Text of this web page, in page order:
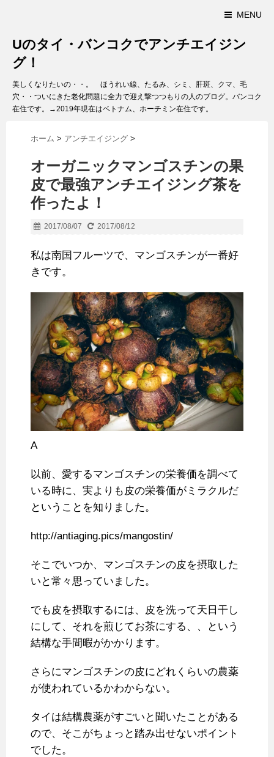
MENU
Uのタイ・バンコクでアンチエイジン
グ！
美しくなりたいの・・。 ほうれい線、たるみ、シミ、肝斑、クマ、毛
穴・・ついにきた老化問題に全力で迎え撃つつもりの人のブログ。バンコク
在住です。→2019年現在はベトナム、ホーチミン在住です。
ホーム > アンチエイジング >
オーガニックマンゴスチンの果
皮で最強アンチエイジング茶を
作ったよ！
2017/08/07 2017/08/12
私は南国フルーツで、マンゴスチンが一番好
きです。
A
以前、愛するマンゴスチンの栄養価を調べて
いる時に、実よりも皮の栄養価がミラクルだ
ということを知りました。
http://antiaging.pics/mangostin/
そこでいつか、マンゴスチンの皮を摂取した
いと常々思っていました。
でも皮を摂取するには、皮を洗って天日干し
にして、それを煎じてお茶にする、、という
結構な手間暇がかかります。
さらにマンゴスチンの皮にどれくらいの農薬
が使われているかわからない。
タイは結構農薬がすごいと聞いたことがある
ので、そこがちょっと踏み出せないポイント
でした。